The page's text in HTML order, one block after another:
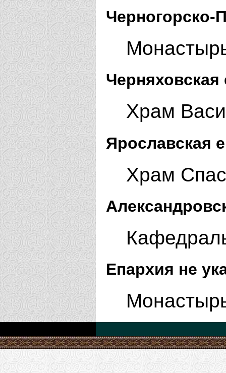
Черногорско-
Черняховская
Храм
Ярославская
Храм
Епархия не